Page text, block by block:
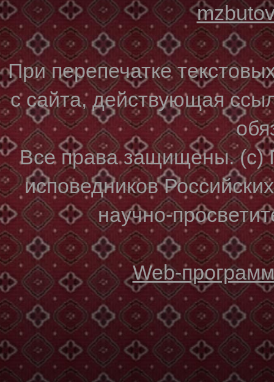
При перепечатке
с сайта, действующая
Все права защищены. (с)
исповедников
научно-
Web-